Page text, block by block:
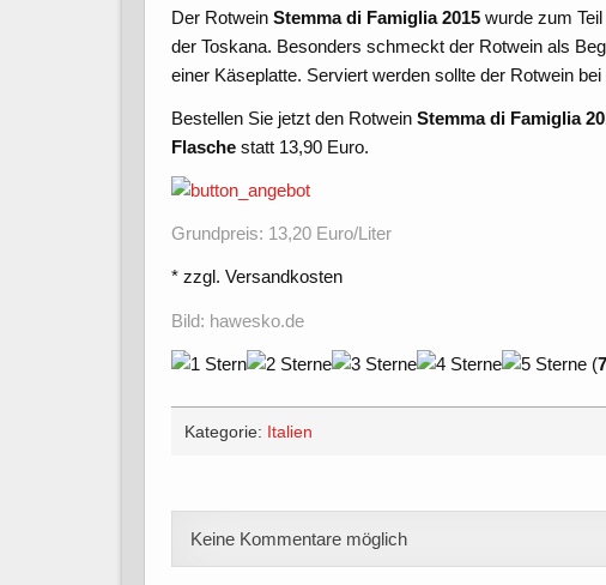
Der RotweinStemma di Famiglia 2015 wurde zum
der Toskana. Besonders schmeckt der Rotwein als
einer Käseplatte. Serviert werden sollte der Rotwein
Bestellen Sie jetzt den RotweinStemma di Famiglia
Flasche statt 13,90 Euro.
Grundpreis: 13,20 Euro/Liter
* zzgl. Versandkosten
Bild: hawesko.de
(7
Kategorie: Italien
Keine Kommentare möglich